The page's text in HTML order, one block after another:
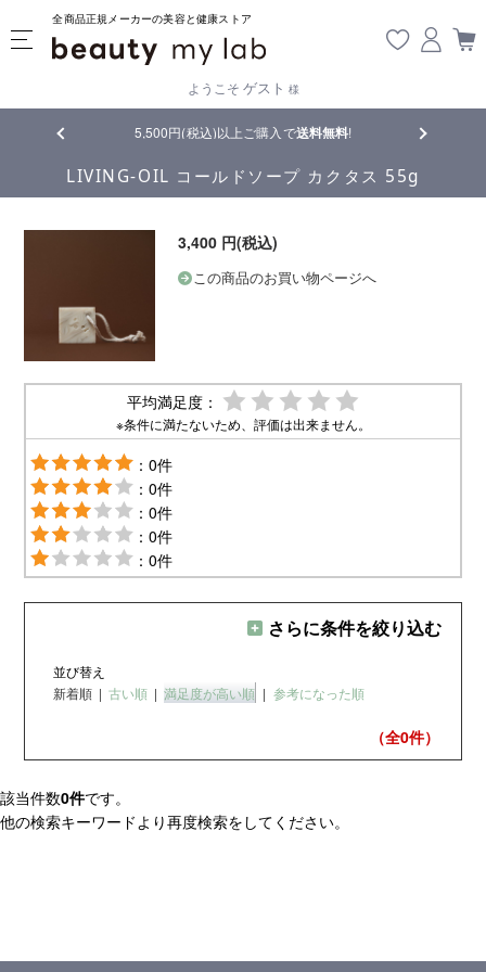
全商品正規メーカーの美容と健康ストア
ようこそ ゲスト 様
5,500円(税込)以上ご購入で送料無料! 【重要】
LIVING-OIL コールドソープ カクタス 55g
3,400 円(税込)
この商品のお買い物ページへ
平均満足度：
※条件に満たないため、評価は出来ません。
：0件
：0件
：0件
：0件
：0件
さらに条件を絞り込む
並び替え
新着順 | 古い順 | 満足度が高い順 | 参考になった順
（全0件）
該当件数0件です。
他の検索キーワードより再度検索をしてください。